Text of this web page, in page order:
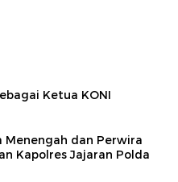
Ketua KONI
Menengah dan Perwira
Kapolres Jajaran Polda